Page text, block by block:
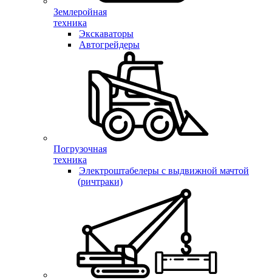
Землеройная
техника
Экскаваторы
Автогрейдеры
Погрузочная
техника
Электроштабелеры с выдвижной мачтой
(ричтраки)